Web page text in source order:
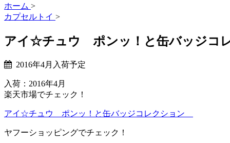
ホーム >
カプセルトイ >
アイ☆チュウ ポンッ！と缶バッジコ
2016年4月入荷予定
入荷：2016年4月
楽天市場でチェック！
アイ☆チュウ ポンッ！と缶バッジコレクション
ヤフーショッピングでチェック！